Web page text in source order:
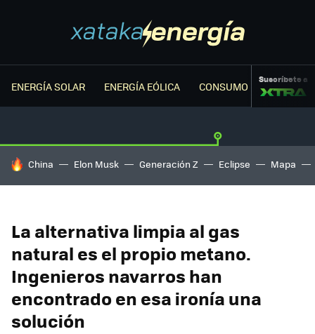
ENERGÍA SOLAR ENERGÍA EÓLICA CONSUMO ENERGÉTICO
Suscríbete a
HOY SE HABLA DE
China Elon Musk Generación Z Eclipse Mapa
La alternativa limpia al gas
natural es el propio metano.
Ingenieros navarros han
encontrado en esa ironía una
solución